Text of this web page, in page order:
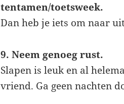
tentamen/toetsweek.
Dan heb je iets om naar
9. Neem genoeg rust.
Slapen is leuk en al
vriend. Ga geen nachten